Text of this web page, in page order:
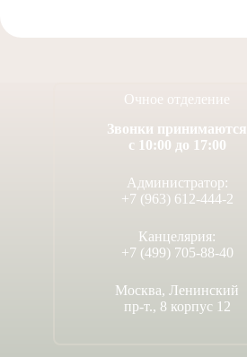
Очное отделение
Звонки принимаются
с 10:00 до 17:00
Администратор:
+7 (963) 612-444-2
Канцелярия:
+7 (499) 705-88-40
Москва, Ленинский
пр-т., 8 корпус 12